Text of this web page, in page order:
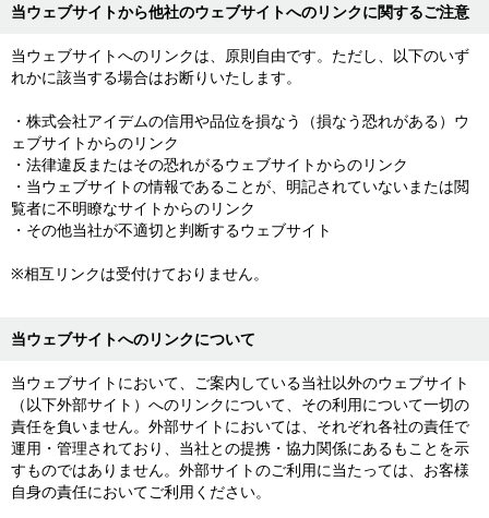
当ウェブサイトから他社のウェブサイトへのリンクに関するご注意
当ウェブサイトへのリンクは、原則自由です。ただし、以下のいず
れかに該当する場合はお断りいたします。
・株式会社アイデムの信用や品位を損なう（損なう恐れがある）ウ
ェブサイトからのリンク
・法律違反またはその恐れがるウェブサイトからのリンク
・当ウェブサイトの情報であることが、明記されていないまたは閲
覧者に不明瞭なサイトからのリンク
・その他当社が不適切と判断するウェブサイト
※相互リンクは受付けておりません。
当ウェブサイトへのリンクについて
当ウェブサイトにおいて、ご案内している当社以外のウェブサイト
（以下外部サイト）へのリンクについて、その利用について一切の
責任を負いません。外部サイトにおいては、それぞれ各社の責任で
運用・管理されており、当社との提携・協力関係にあるもことを示
すものではありません。外部サイトのご利用に当たっては、お客様
自身の責任においてご利用ください。